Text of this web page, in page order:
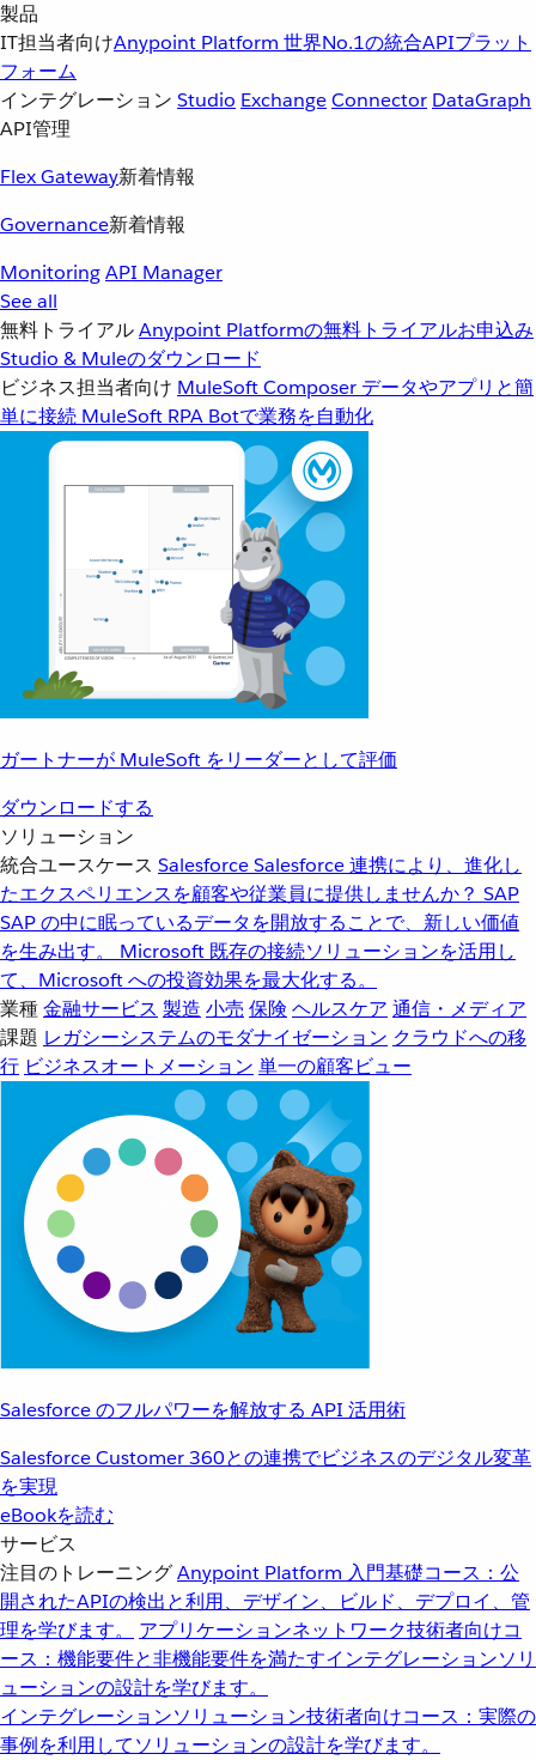
製品
IT担当者向けAnypoint Platform 世界No.1の統合APIプラット
フォーム
インテグレーション Studio ExchangeConnector DataGraph
API管理
Flex Gateway新着情報
Governance新着情報
MonitoringAPI Manager
See all
無料トライアルAnypoint Platformの無料トライアルお申込み
Studio & Muleのダウンロード
ビジネス担当者向け MuleSoft Composer データやアプリと簡
単に接続 MuleSoft RPA Botで業務を自動化
ガートナーが MuleSoft をリーダーとして評価
ダウンロードする
ソリューション
統合ユースケース SalesforceSalesforce 連携により、進化し
たエクスペリエンスを顧客や従業員に提供しませんか？ SAP
SAP の中に眠っているデータを開放することで、新しい価値
を生み出す。
Microsoft 既存の接続ソリューションを活用し
て、Microsoft への投資効果を最大化する。
業種金融サービス 製造 小売 保険 ヘルスケア 通信・メディア
課題 レガシーシステムのモダナイゼーション クラウドへの移
行 ビジネスオートメーション 単一の顧客ビュー
Salesforce のフルパワーを解放する API 活用術
Salesforce Customer 360との連携でビジネスのデジタル変革
を実現
eBookを読む
サービス
注目のトレーニングAnypoint Platform 入門基礎コース：公
開されたAPIの検出と利用、デザイン、ビルド、デプロイ、管
理を学びます。
アプリケーションネットワーク技術者向けコ
ース：機能要件と非機能要件を満たすインテグレーションソリ
ューションの設計を学びます。
インテグレーションソリューション技術者向けコース：実際の
事例を利用してソリューションの設計を学びます。